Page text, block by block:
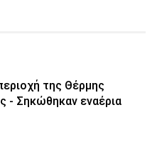
της Θέρμης
- Σηκώθηκαν εναέρια